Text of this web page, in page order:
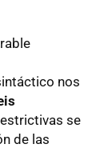
nos
se
de las